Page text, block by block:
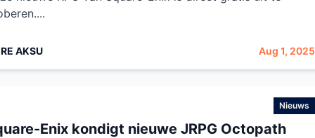
AKSU Aug 1, 2025
Nieuws
Enix kondigt nieuwe JRPG Octopath